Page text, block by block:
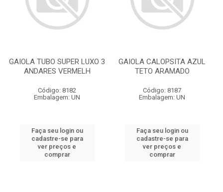
GAIOLA TUBO SUPER LUXO 3
ANDARES VERMELH
Código: 8182
Embalagem: UN
Faça seu login ou
cadastre-se para
ver preços e
comprar
GAIOLA CALOPSITA AZUL
TETO ARAMADO
Código: 8187
Embalagem: UN
Faça seu login ou
cadastre-se para
ver preços e
comprar